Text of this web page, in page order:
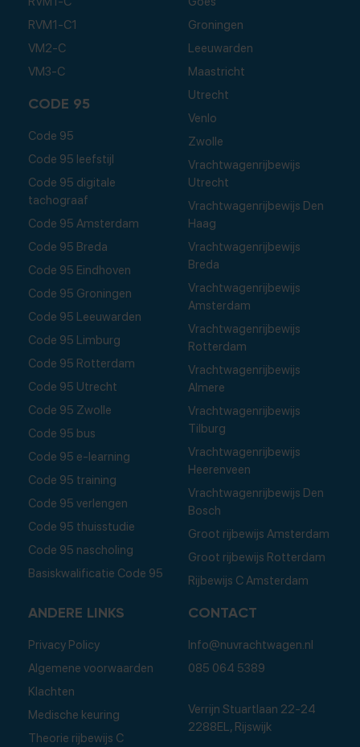
RVM1-C1
VM2-C
VM3-C
CODE 95
Code 95
Code 95 leefstijl
Code 95 digitale
tachograaf
Code 95 Amsterdam
Code 95 Breda
Code 95 Eindhoven
Code 95 Groningen
Code 95 Leeuwarden
Code 95 Limburg
Code 95 Rotterdam
Code 95 Utrecht
Code 95 Zwolle
Code 95 bus
Code 95 e-learning
Code 95 training
Code 95 verlengen
Code 95 thuisstudie
Code 95 nascholing
Basiskwalificatie Code 95
Groningen
Leeuwarden
Maastricht
Utrecht
Venlo
Zwolle
Vrachtwagenrijbewijs
Utrecht
Vrachtwagenrijbewijs Den
Haag
Vrachtwagenrijbewijs
Breda
Vrachtwagenrijbewijs
Amsterdam
Vrachtwagenrijbewijs
Rotterdam
Vrachtwagenrijbewijs
Almere
Vrachtwagenrijbewijs
Tilburg
Vrachtwagenrijbewijs
Heerenveen
Vrachtwagenrijbewijs Den
Bosch
Groot rijbewijs Amsterdam
Groot rijbewijs Rotterdam
Rijbewijs C Amsterdam
ANDERE LINKS
Privacy Policy
Algemene voorwaarden
Klachten
Medische keuring
Theorie rijbewijs C
CONTACT
Info@nuvrachtwagen.nl
085 064 5389
Verrijn Stuartlaan 22-24
2288EL, Rijswijk